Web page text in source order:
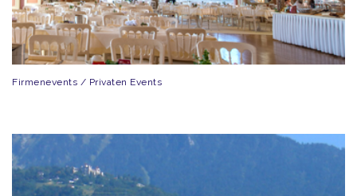
Firmenevents / Privaten Events